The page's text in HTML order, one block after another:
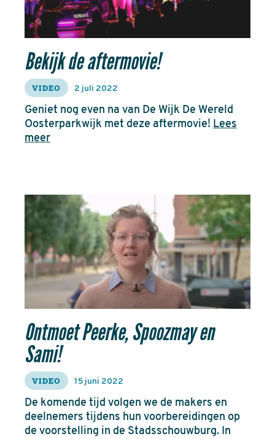
Bekijk de aftermovie!
VIDEO 2 juli 2022
Geniet nog even na van De Wijk De Wereld
Oosterparkwijk met deze aftermovie! Lees
meer
Ontmoet Peerke, Spoozmay en
Sami!
VIDEO 15 juni 2022
De komende tijd volgen we de makers en
deelnemers tijdens hun voorbereidingen op
de voorstelling in de Stadsschouwburg. In